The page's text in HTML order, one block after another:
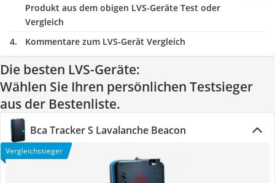
Produkt aus dem obigen LVS-Geräte Test oder
Vergleich
Kommentare zum LVS-Gerät Vergleich
Die besten LVS-Geräte:
Wählen Sie Ihren persönlichen Testsieger
aus der Bestenliste.
Bca Tracker S Lavalanche Beacon
Vergleichssieger